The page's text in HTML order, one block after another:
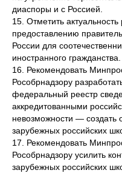
диаспоры и с Россией.
15. Отметить
предоставлению
России для
иностранного гражданства.
16. Рекомендовать
Рособрнадзору
федеральный реестр
аккредитованными
невозможности — создать
зарубежных российских
17. Рекомендовать
Рособрнадзору усилить
зарубежных российских